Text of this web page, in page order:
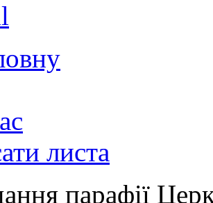
листа
парафії